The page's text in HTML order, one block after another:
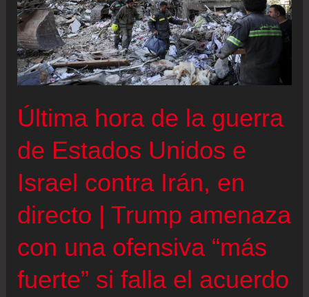
e
Israel
contra
Irán,
directo
Trump
advierte
Irán
por
plan
Última hora de la guerra
de Estados Unidos e
Israel contra Irán, en
directo | Trump amenaza
con una ofensiva “más
fuerte” si falla el acuerdo